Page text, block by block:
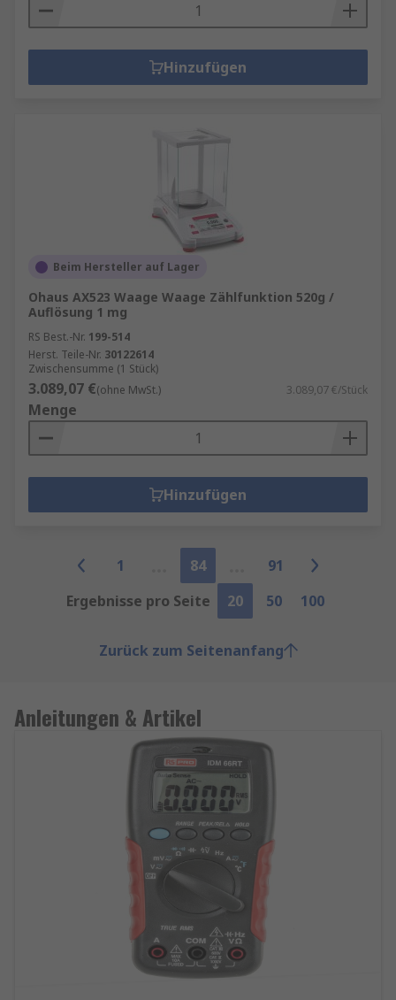
Hinzufügen
Beim Hersteller auf Lager
Ohaus AX523 Waage Waage Zählfunktion 520g /
Auflösung 1 mg
RS Best.-Nr. 199-514
Herst. Teile-Nr. 30122614
Zwischensumme (1 Stück)
3.089,07 €(ohne MwSt.) 3.089,07 €/Stück
Menge
Hinzufügen
1 84
91
Ergebnisse pro Seite
20 50 100
Zurück zum Seitenanfang
Anleitungen & Artikel